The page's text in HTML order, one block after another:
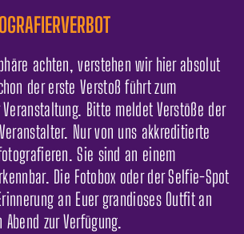
achten, verstehen wir hier absolut
der erste Verstoß führt zum
Bitte meldet Verstöße der
Nur von uns akkreditierte
Sie sind an einem
Die Fotobox oder der Selfie-Spot
an Euer grandioses Outfit an
zur Verfügung.